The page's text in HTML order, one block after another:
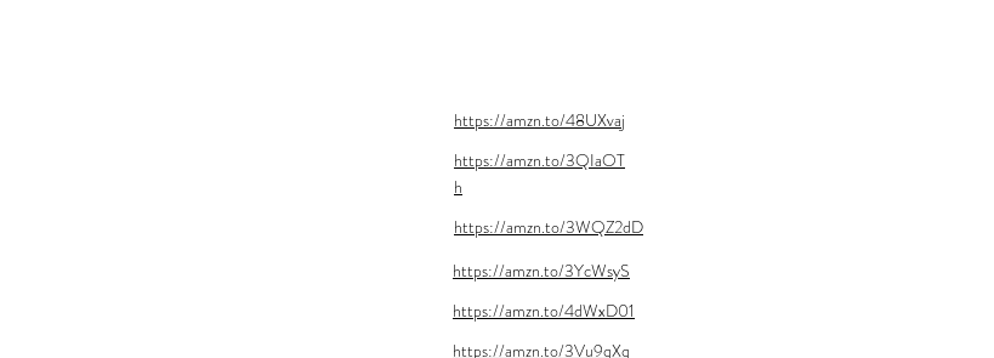
https://amzn.to/48UXvaj
https://amzn.to/3QIaOT
h
https://amzn.to/3WQZ2dD
https://amzn.to/3YcWsyS
https://amzn.to/4dWxD01
https://amzn.to/3Vu9qXq